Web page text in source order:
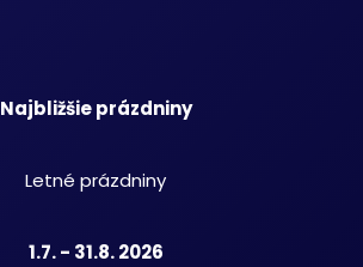
Najbližšie prázdniny
Letné prázdniny
1.7. - 31.8. 2026